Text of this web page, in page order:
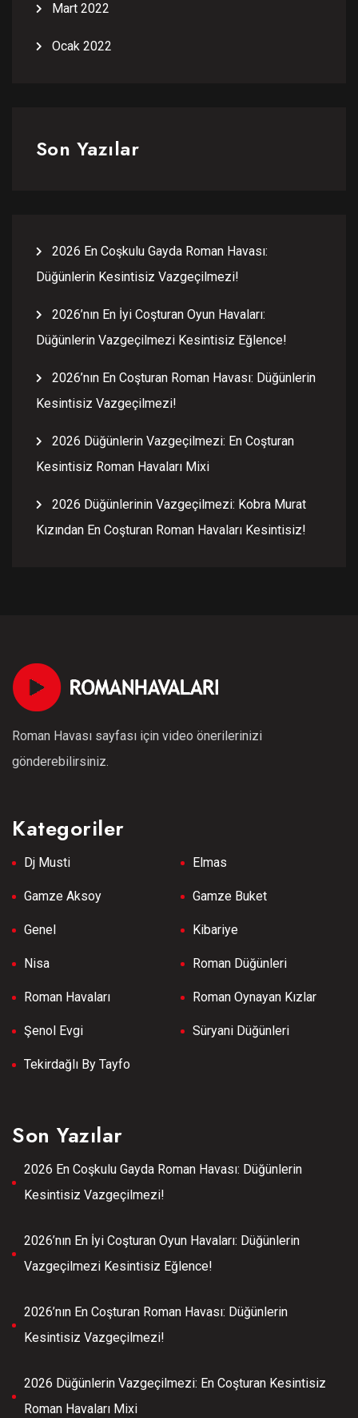
Mart 2022
Ocak 2022
Son Yazılar
2026 En Coşkulu Gayda Roman Havası:
Düğünlerin Kesintisiz Vazgeçilmezi!
2026’nın En İyi Coşturan Oyun Havaları:
Düğünlerin Vazgeçilmezi Kesintisiz Eğlence!
2026’nın En Coşturan Roman Havası: Düğünlerin
Kesintisiz Vazgeçilmezi!
2026 Düğünlerin Vazgeçilmezi: En Coşturan
Kesintisiz Roman Havaları Mixi
2026 Düğünlerinin Vazgeçilmezi: Kobra Murat
Kızından En Coşturan Roman Havaları Kesintisiz!
Roman Havası sayfası için video önerilerinizi
gönderebilirsiniz.
Kategoriler
Dj Musti Elmas
Gamze Aksoy Gamze Buket
Genel Kibariye
Nisa Roman Düğünleri
Roman Havaları Roman Oynayan Kızlar
Şenol Evgi Süryani Düğünleri
Tekirdağlı By Tayfo
Son Yazılar
2026 En Coşkulu Gayda Roman Havası: Düğünlerin
Kesintisiz Vazgeçilmezi!
2026’nın En İyi Coşturan Oyun Havaları: Düğünlerin
Vazgeçilmezi Kesintisiz Eğlence!
2026’nın En Coşturan Roman Havası: Düğünlerin
Kesintisiz Vazgeçilmezi!
2026 Düğünlerin Vazgeçilmezi: En Coşturan Kesintisiz
Roman Havaları Mixi